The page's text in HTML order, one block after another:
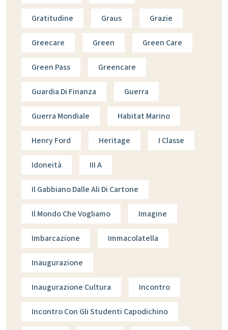
Gratitudine Graus Grazie
Greecare Green Green Care
Green Pass Greencare
Guardia Di Finanza Guerra
Guerra Mondiale Habitat Marino
Henry Ford Heritage I Classe
Idoneità III A
Il Gabbiano Dalle Ali Di Cartone
Il Mondo Che Vogliamo Imagine
Imbarcazione Immacolatella
Inaugurazione
Inaugurazione Cultura Incontro
Incontro Con Gli Studenti Capodichino